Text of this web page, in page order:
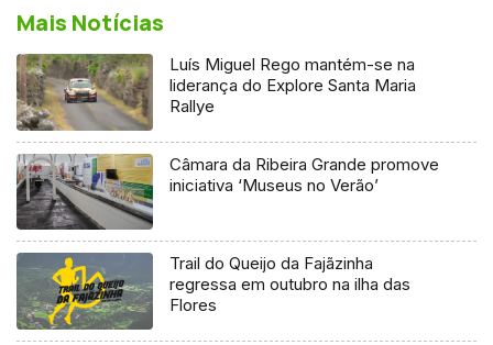
Mais Notícias
Luís Miguel Rego mantém-se na
liderança do Explore Santa Maria
Rallye
Câmara da Ribeira Grande promove
iniciativa ‘Museus no Verão’
Trail do Queijo da Fajãzinha
regressa em outubro na ilha das
Flores